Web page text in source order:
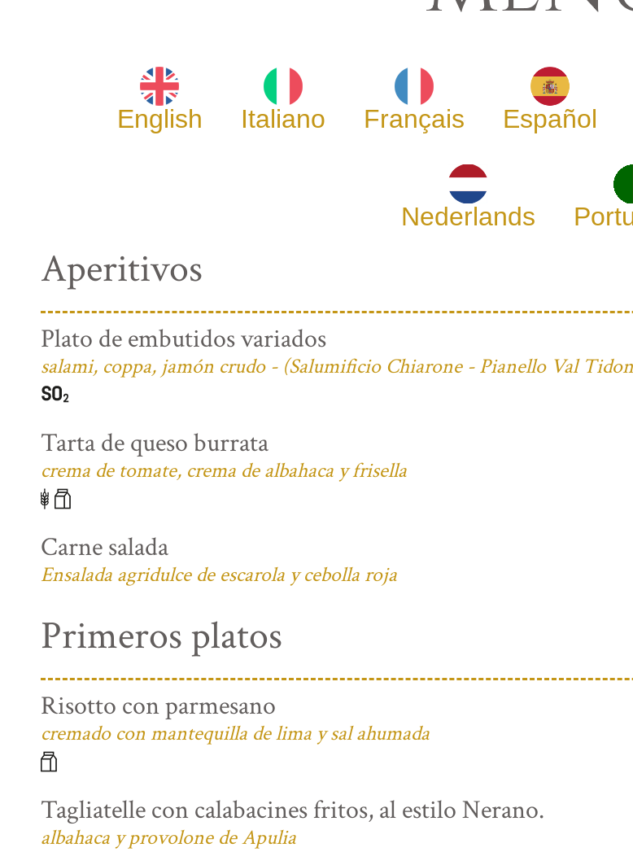
English Italiano Français Español
Nederlands
Aperitivos
Plato de embutidos variados
salami, coppa, jamón crudo - (Salumificio Chiarone - Pianello Val
Tarta de queso burrata
crema de tomate, crema de albahaca y frisella
Carne salada
Ensalada agridulce de escarola y cebolla roja
Primeros platos
Risotto con parmesano
cremado con mantequilla de lima y sal ahumada
Tagliatelle con calabacines fritos, al estilo Nerano.
albahaca y provolone de Apulia